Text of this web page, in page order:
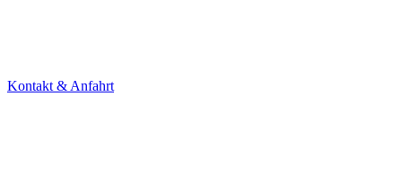
Kontakt & Anfahrt